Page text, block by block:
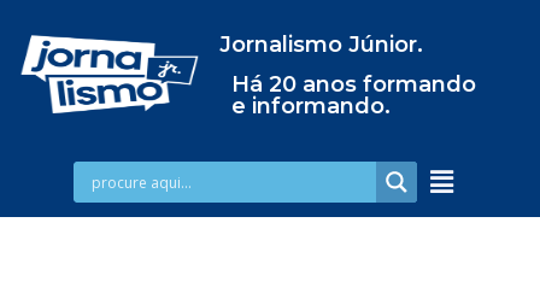
Jornalismo Júnior.
Há 20 anos formando
e informando.